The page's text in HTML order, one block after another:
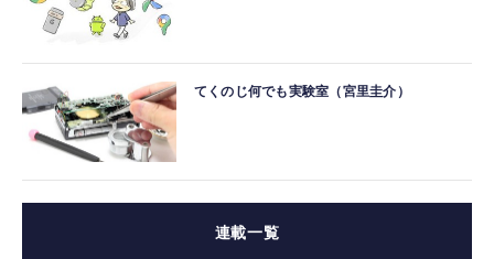
てくのじ何でも実験室（宮里圭介）
連載一覧